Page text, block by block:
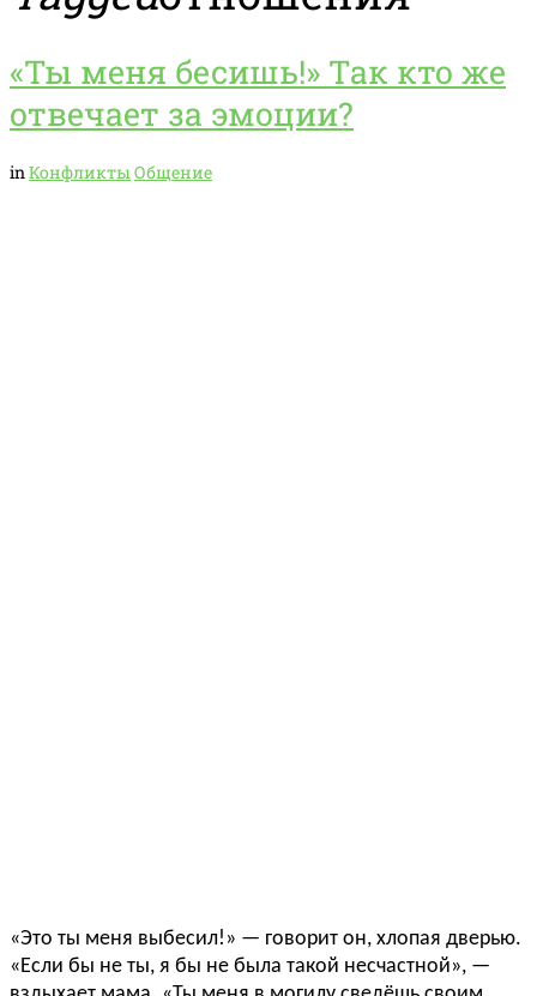
«Ты меня бесишь!» Так кто же
отвечает за эмоции?
inКонфликтыОбщение
«Это ты меня выбесил!» — говорит он, хлопая дверью.
«Если бы не ты, я бы не была такой несчастной», —